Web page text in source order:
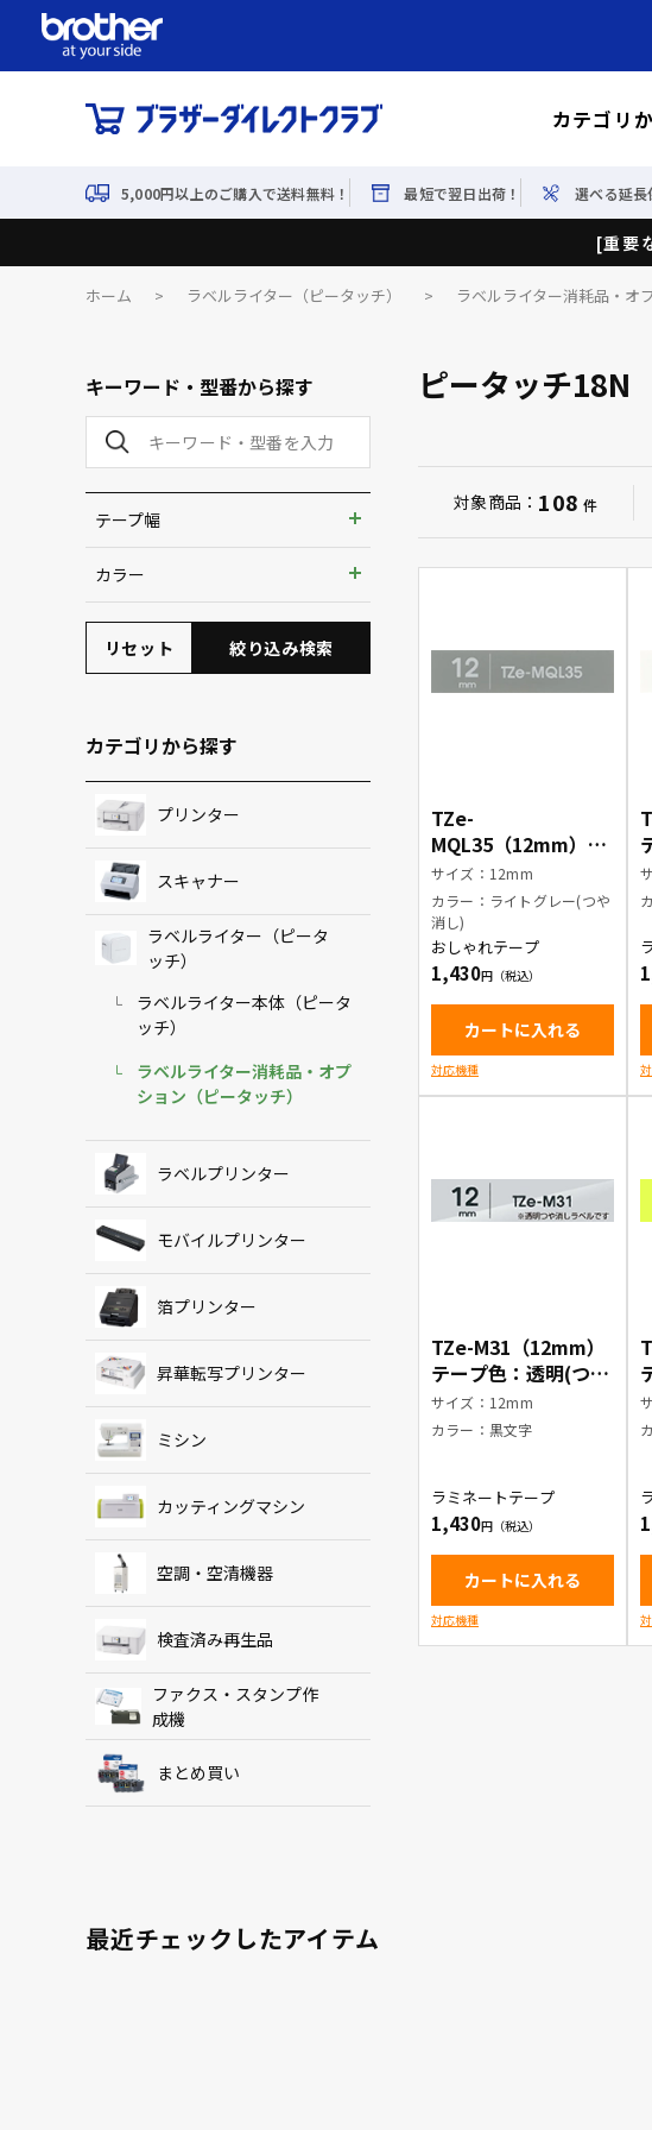
カテゴリ
5,000円以上のご購入で送料無料！ 最短で翌日出荷！ 選べる延
[重要
ホーム > ラベルライター（ピータッチ） > ラベルライター消耗品・オ
キーワード・型番から探す
テープ幅
6mm
9mm
18mm
カラー
リセット 絞り込み検索
カテゴリから探す
プリンター
スキャナー
ラベルライター（ピータ
ッチ）
ラベルライター本体（ピータ
ッチ）
ラベルライター消耗品・オプ
ション（ピータッチ）
ラベルプリンター
モバイルプリンター
箔プリンター
昇華転写プリンター
ミシン
カッティングマシン
空調・空清機器
検査済み再生品
ファクス・スタンプ作
成機
まとめ買い
ピータッチ18N
対象商品： 108 件
TZe-
MQL35（12mm）テ
ープ色：ライトグレ
ー(つや消し) / 白文
字
サイズ：12mm
カラー：ライトグレー(つや
消し)
おしゃれテープ
1,430
カートに入れる
対応機種
TZe-M31（12mm）
テープ色：透明(つや
消し) / 黒文字
サイズ：12mm
カラー：黒文字
ラミネートテープ
1,430
カートに入れる
対応機種
最近チェックしたアイテム